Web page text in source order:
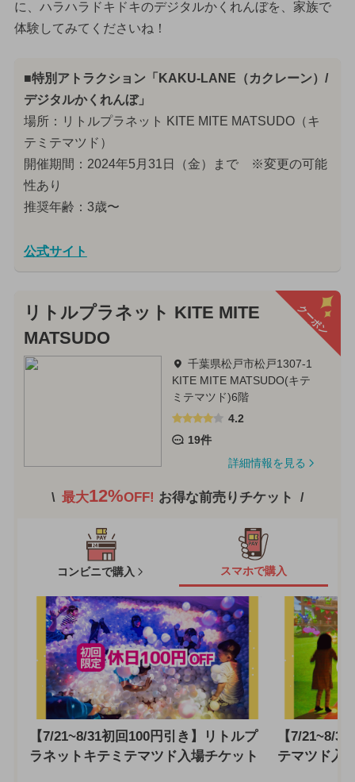
に、ハラハラドキドキのデジタルかくれんぼを、家族で
体験してみてくださいね！
■特別アトラクション「KAKU-LANE（カクレーン）/
デジタルかくれんぼ」
場所：リトルプラネット KITE MITE MATSUDO（キ
テミテマツド）
開催期間：2024年5月31日（金）まで ※変更の可能
性あり
推奨年齢：3歳〜
公式サイト
クーポン
リトルプラネット KITE MITE
MATSUDO
千葉県松戸市松戸1307-1
KITE MITE MATSUDO(キテ
ミテマツド)6階
4.2
19件
詳細情報を見る
最大12%OFF! お得な前売りチケット
コンビニで購入 スマホで購入
【7/21~8/31初回100円引き】リトルプ
ラネットキテミテマツド入場チケット
【7/21~8/
テマツド入